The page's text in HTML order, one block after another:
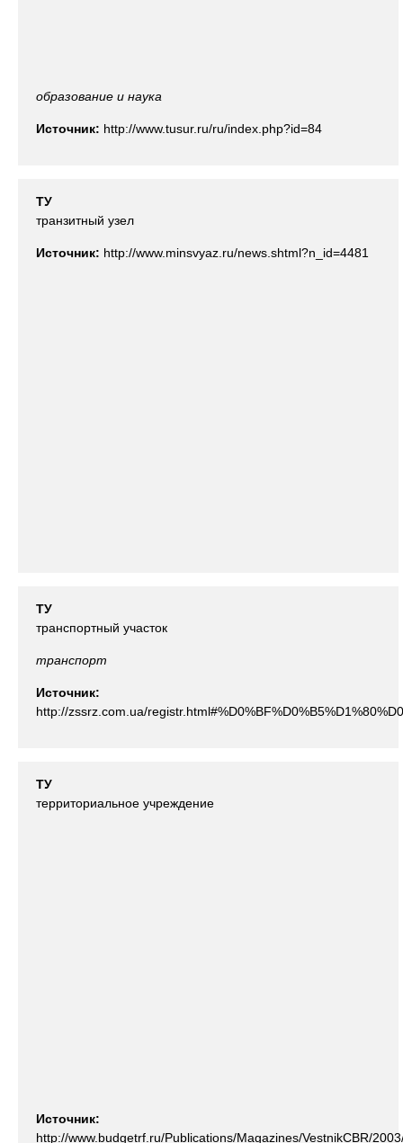
образование и наука
Источник: http://www.tusur.ru/ru/index.php?id=84
ТУ
транзитный узел
Источник: http://www.minsvyaz.ru/news.shtml?n_id=4481
ТУ
транспортный участок
транспорт
Источник:
http://zssrz.com.ua/
ТУ
территориальное учреждение
Источник:
http://www.budgetrf.ru/Publications/Magazines/VestnikCBR/